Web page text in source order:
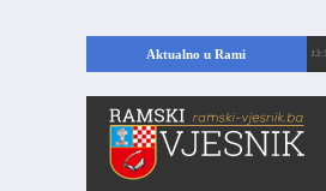
Aktualno u Rami
temelje kuće, pronašao vrijedne arheološke ostatke